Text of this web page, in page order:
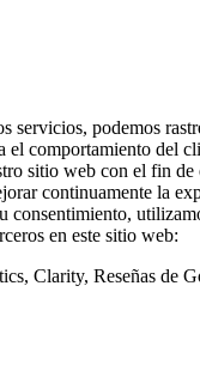
servicios, podemos
el comportamiento del
sitio web con el fin
continuamente la
consentimiento,
en este sitio web:
Clarity, Reseñas de